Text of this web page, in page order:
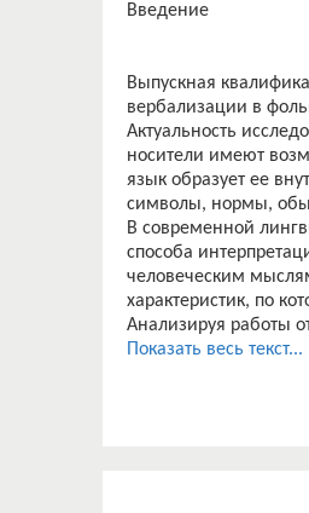
Введение
Выпускная
вербализации в
Актуальность
носители имеют
язык образует ее
символы, нормы,
В современной
способа
человеческим
характеристик, по
Анализируя работы
отчетливо
Показать весь текст...